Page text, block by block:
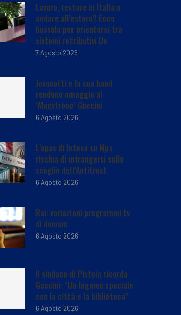
Lavoro, restare in Italia o
andare all’estero? Ecco
bussola per orientarsi tra
sistemi retributivi Ue
7 Agosto 2026
Jovanotti e la sua band
rendono omaggio al
‘Maestrone’ Guccini
6 Agosto 2026
L’opas di Intesa su Mps
rischia di infrangersi sullo
scoglio dell’Antitrust
6 Agosto 2026
Rai: variazioni programmi tv
di domani
6 Agosto 2026
Il sindaco di Pistoia ricorda
Guccini: “Un legame speciale
con la città e la biblioteca”
6 Agosto 2026